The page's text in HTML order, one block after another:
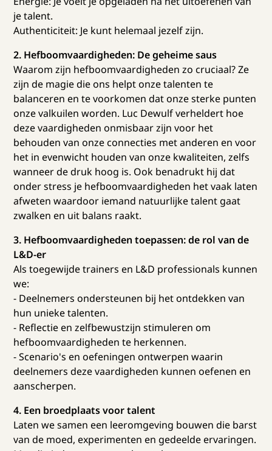
je talent.
Authenticiteit: Je kunt helemaal jezelf zijn.
2. Hefboomvaardigheden: De geheime saus
Waarom zijn hefboomvaardigheden zo cruciaal? Ze
zijn de magie die ons helpt onze talenten te
balanceren en te voorkomen dat onze sterke punten
onze valkuilen worden. Luc Dewulf verheldert hoe
deze vaardigheden onmisbaar zijn voor het
behouden van onze connecties met anderen en voor
het in evenwicht houden van onze kwaliteiten, zelfs
wanneer de druk hoog is. Ook benadrukt hij dat
onder stress je hefboomvaardigheden het vaak laten
afweten waardoor iemand natuurlijke talent gaat
zwalken en uit balans raakt.
3. Hefboomvaardigheden toepassen: de rol van de
L&D-er
Als toegewijde trainers en L&D professionals kunnen
we:
- Deelnemers ondersteunen bij het ontdekken van
hun unieke talenten.
- Reflectie en zelfbewustzijn stimuleren om
hefboomvaardigheden te herkennen.
- Scenario's en oefeningen ontwerpen waarin
deelnemers deze vaardigheden kunnen oefenen en
aanscherpen.
4. Een broedplaats voor talent
Laten we samen een leeromgeving bouwen die barst
van de moed, experimenten en gedeelde ervaringen.